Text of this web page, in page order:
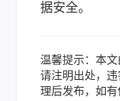
据安全。
温馨提示：本
请注明出处，
理后发布，如